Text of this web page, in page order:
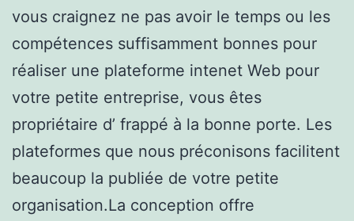
vous craignez ne pas avoir le temps ou les
compétences suffisamment bonnes pour
réaliser une plateforme intenet Web pour
votre petite entreprise, vous êtes
propriétaire d’ frappé à la bonne porte. Les
plateformes que nous préconisons facilitent
beaucoup la publiée de votre petite
organisation.La conception offre